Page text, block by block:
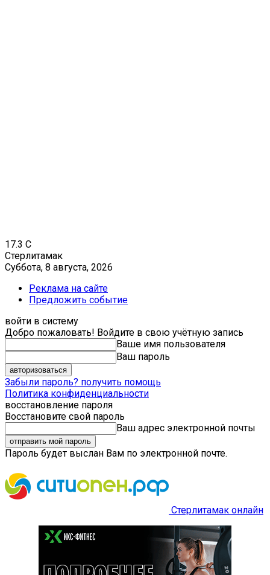
17.3 C
Стерлитамак
Суббота, 8 августа, 2026
Реклама на сайте
Предложить событие
войти в систему
Добро пожаловать! Войдите в свою учётную запись
Ваше имя пользователя
Ваш пароль
Забыли пароль? получить помощь
Политика конфиденциальности
восстановление пароля
Восстановите свой пароль
Ваш адрес электронной почты
Пароль будет выслан Вам по электронной почте.
Стерлитамак онлайн